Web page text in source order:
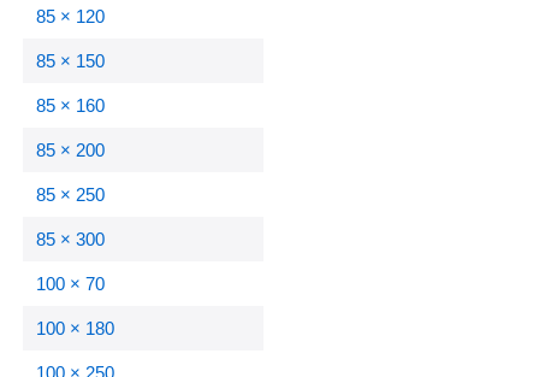
85 × 120
85 × 150
85 × 160
85 × 200
85 × 250
85 × 300
100 × 70
100 × 180
100 × 250